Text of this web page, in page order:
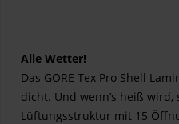
Alle Wetter!
Das GORE Tex Pro Shell
dicht. Und wenn’s heiß
Lüftungsstruktur mit 15